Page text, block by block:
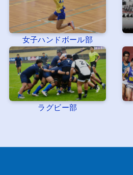
女子ハンドボール部
ラグビー部